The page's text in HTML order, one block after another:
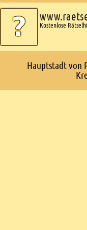
Kostenlose
Hauptstadt von